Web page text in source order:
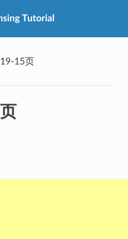
Tutorial
15页